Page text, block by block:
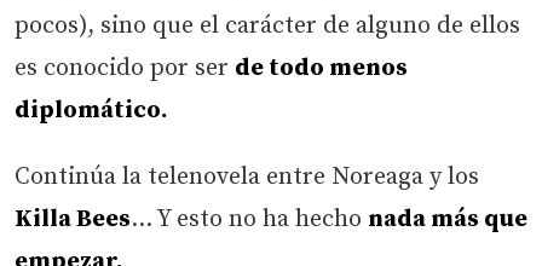
pocos), sino que el carácter de alguno de ellos
es conocido por ser de todo menos
diplomático.
Continúa la telenovela entre Noreaga y los
Killa Bees… Y esto no ha hecho nada más que